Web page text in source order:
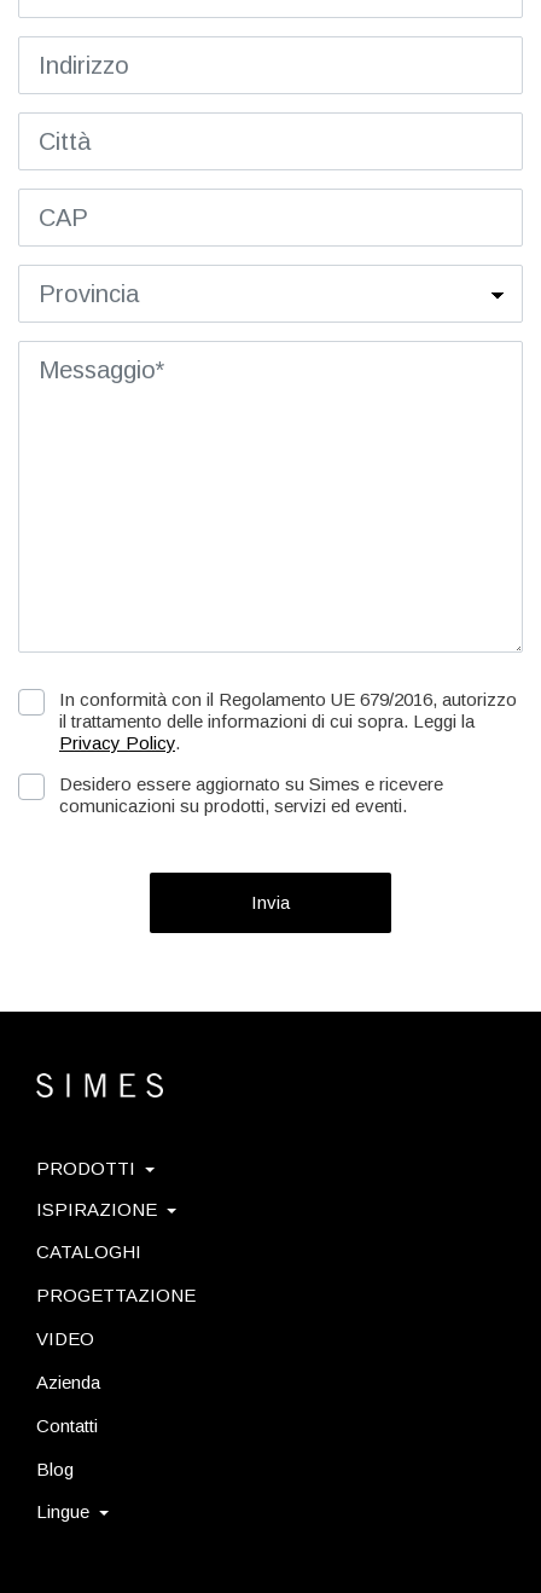
In conformità con il Regolamento UE 679/2016, autorizzo
il trattamento delle informazioni di cui sopra. Leggi la
Privacy Policy.
Desidero essere aggiornato su Simes e ricevere
comunicazioni su prodotti, servizi ed eventi.
Invia
PRODOTTI
ISPIRAZIONE
CATALOGHI
PROGETTAZIONE
VIDEO
Azienda
Contatti
Blog
Lingue